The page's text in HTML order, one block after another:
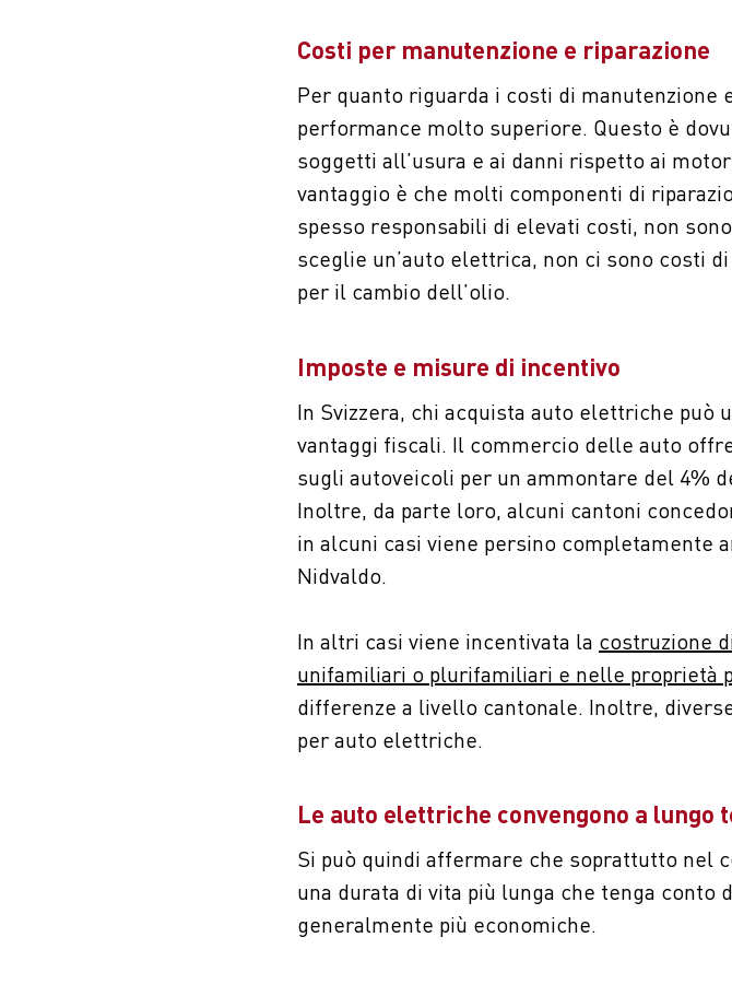
Costi per manutenzione e riparazione
Per quanto riguarda i costi di
performance molto superiore. Questo è
soggetti all’usura e ai danni rispetto ai
vantaggio è che molti componenti di
spesso responsabili di elevati costi, non
sceglie un’auto elettrica, non ci sono costi
per il cambio dell’olio.
Imposte e misure di incentivo
In Svizzera, chi acquista auto elettriche
vantaggi fiscali. Il commercio delle auto
sugli autoveicoli per un ammontare del 4%
Inoltre, da parte loro, alcuni cantoni
in alcuni casi viene persino completamente
Nidvaldo.
In altri casi viene incentivata la costruzione
unifamiliari o plurifamiliari e nelle proprietà
differenze a livello cantonale. Inoltre,
per auto elettriche.
Le auto elettriche convengono a lungo
Si può quindi affermare che soprattutto nel
una durata di vita più lunga che tenga
generalmente più economiche.